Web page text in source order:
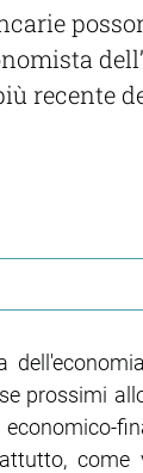
recente
prossimi
come